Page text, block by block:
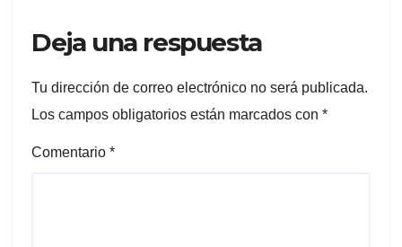
Deja una respuesta
Tu dirección de correo electrónico no será publicada.
Los campos obligatorios están marcados con *
Comentario *